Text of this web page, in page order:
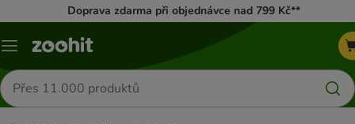
Doprava zdarma při objednávce nad 799 Kč**
Menu
Hledat
produkty